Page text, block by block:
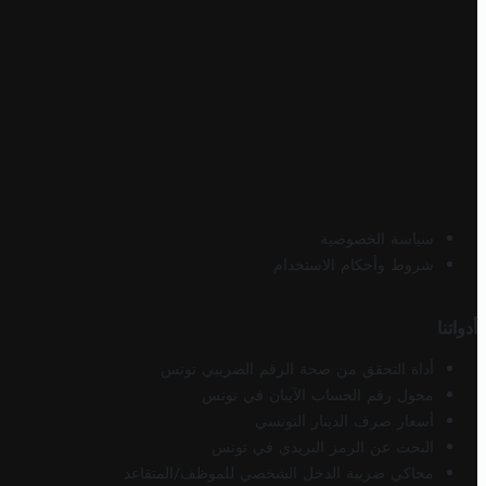
سياسة الخصوصية
شروط وأحكام الاستخدام
أدواتنا
أداة التحقق من صحة الرقم الضريبي تونس
محول رقم الحساب الآيبان في تونس
أسعار صرف الدينار التونسي
البحث عن الرمز البريدي في تونس
محاكي ضريبة الدخل الشخصي للموظف/المتقاعد